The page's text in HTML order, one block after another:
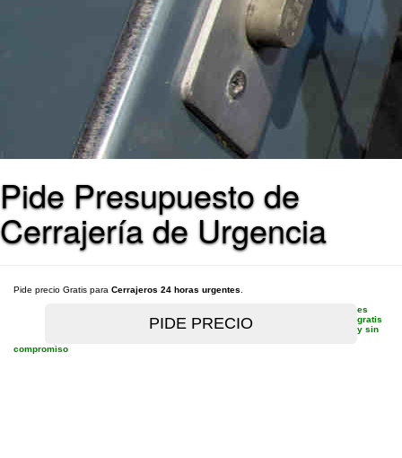
Pide Presupuesto de
Cerrajería de Urgencia
Pide precio Gratis para Cerrajeros 24 horas urgentes
es
gratis
y sin
compromiso